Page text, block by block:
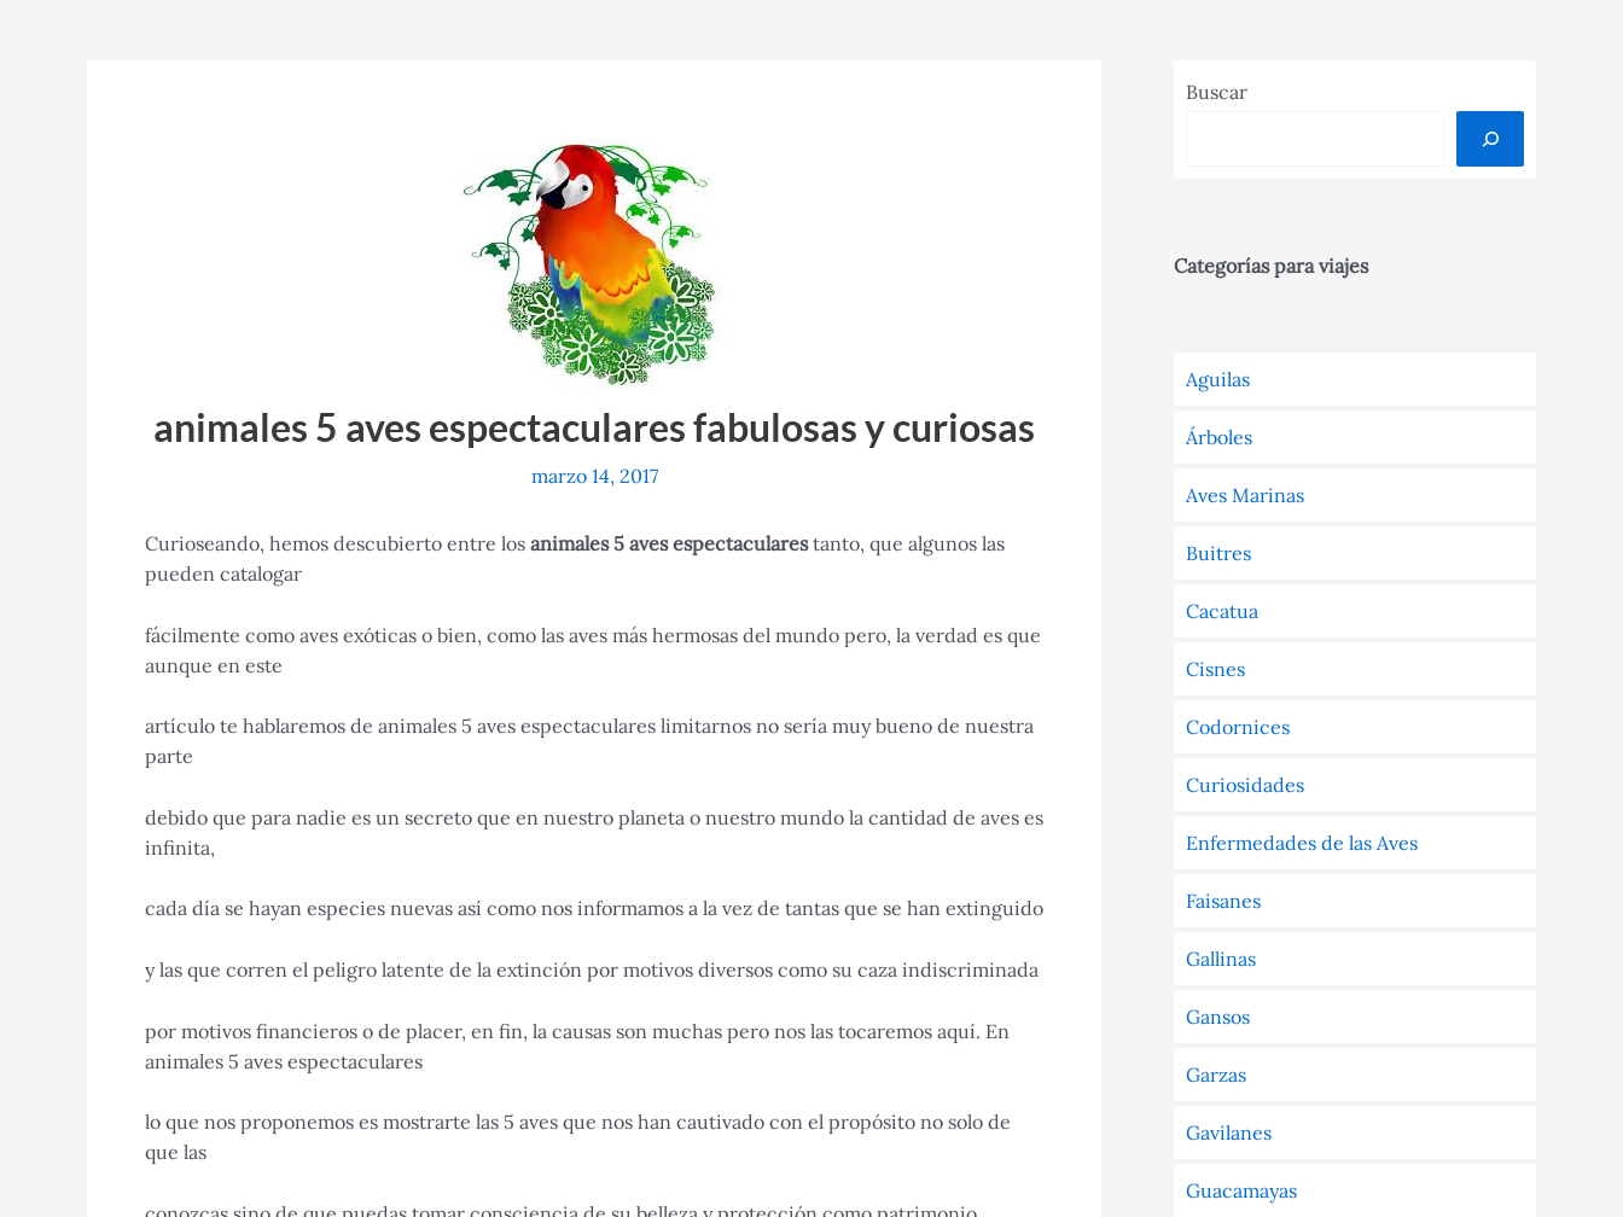
animales 5 aves espectaculares fabulosas y curiosas
marzo 14, 2017
Curioseando, hemos descubierto entre los animales 5 aves espectacularestanto, que algunos las
pueden catalogar
fácilmente como aves exóticas o bien, como las aves más hermosas del mundo pero, la verdad es que
aunque en este
artículo te hablaremos de animales 5 aves espectaculares limitarnos no sería muy bueno de nuestra
parte
debido que para nadie es un secreto que en nuestro planeta o nuestro mundo la cantidad de aves es
infinita,
cada día se hayan especies nuevas así como nos informamos a la vez de tantas que se han extinguido
y las que corren el peligro latente de la extinción por motivos diversos como su caza indiscriminada
por motivos financieros o de placer, en fin, la causas son muchas pero nos las tocaremos aquí. En
animales 5 aves espectaculares
lo que nos proponemos es mostrarte las 5 aves que nos han cautivado con el propósito no solo de
que las
Buscar
Categorías para viajes
Aguilas
Árboles
Aves Marinas
Buitres
Cacatua
Cisnes
Codornices
Curiosidades
Enfermedades de las Aves
Faisanes
Gallinas
Gansos
Garzas
Gavilanes
Guacamayas